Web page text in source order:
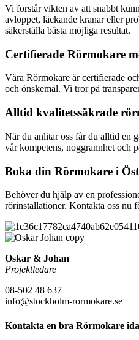
Vi förstår vikten av att snabbt
avloppet, läckande kranar eller
säkerställa bästa möjliga resultat.
Certifierade Rörmokare
Våra Rörmokare är certifierade
och önskemål. Vi tror på
Alltid kvalitetssäkrade
När du anlitar oss får du alltid en
vår kompetens, noggrannhet och
Boka din Rörmokare i
Behöver du hjälp av en
rörinstallationer. Kontakta oss nu
Oskar & Johan
Projektledare
08-502 48 637
info@stockholm-rormokare.se
Kontakta en bra Rörmokare